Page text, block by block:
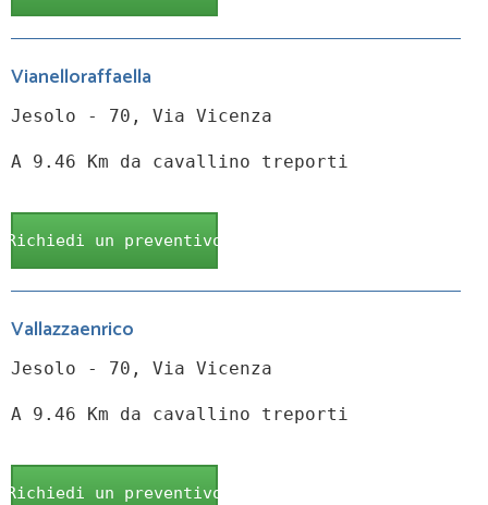
Vianelloraffaella
Jesolo - 70, Via Vicenza
A 9.46 Km da cavallino treporti
Richiedi un preventivo
Vallazzaenrico
Jesolo - 70, Via Vicenza
A 9.46 Km da cavallino treporti
Richiedi un preventivo